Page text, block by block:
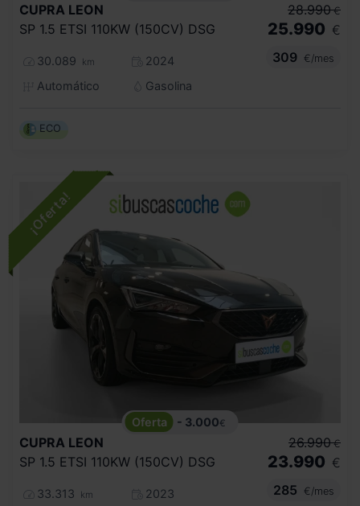
CUPRA LEON
SP 1.5 ETSI 110KW (150CV) DSG
30.089 km
2024
Automático
Gasolina
28.990 €
25.990 €
309
€/mes
ECO
- 3.000€
CUPRA LEON
SP 1.5 ETSI 110KW (150CV) DSG
33.313 km 2023
26.990 €
23.990 €
285
€/mes